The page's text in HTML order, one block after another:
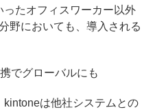
ったオフィスワーカー以外
野においても、導入される
でグローバルにも
は他社システムとの